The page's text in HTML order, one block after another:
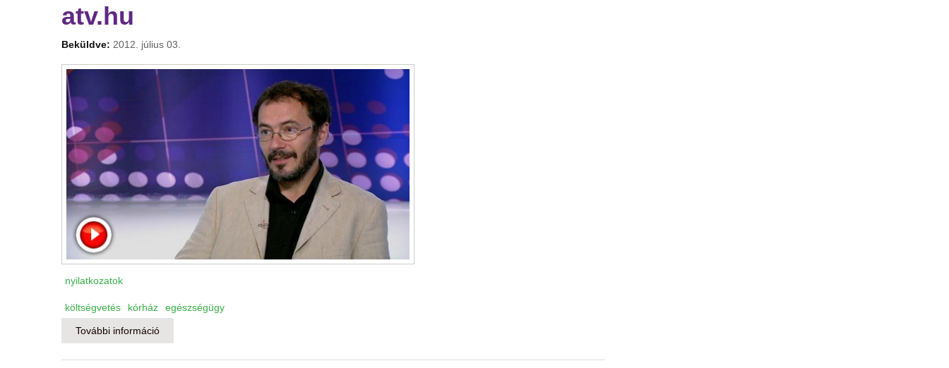
atv.hu
Beküldve: 2012. július 03.
nyilatkozatok
költségvetés kórház egészségügy
További információ